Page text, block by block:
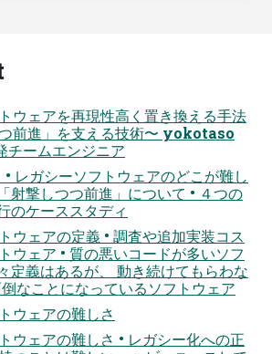
ウェアを再現性⾼く置き換える⼿法
前進」を⽀える技術〜 yokotaso
ームエンジニア
ガシーソフトウェアのどこが難し
射撃しつつ前進」について • ４つの
のケーススタディ
ウェアの定義 • 調査や追加実装コス
ウェア • 質の悪いコードが多いソフ
定義はあるが、 動き続けてもらわな
なことになっているソフトウェア
ウェアの難しさ
ウェアの難しさ • レガシー化への正